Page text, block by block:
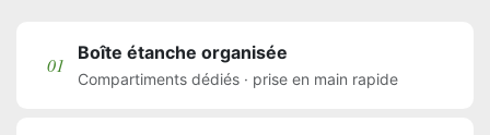
01
Boîte étanche organisée
Compartiments dédiés · prise en main rapide